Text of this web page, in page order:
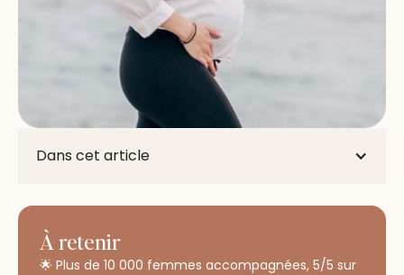
Dans cet article
À retenir
🌟 Plus de 10 000 femmes accompagnées, 5/5 sur